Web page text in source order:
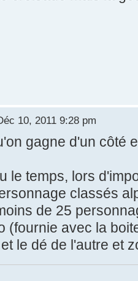
10, 2011 9:28 pm
gagne d'un côté
le temps, lors
classés
de 25
(fournie avec la
le dé de l'autre et